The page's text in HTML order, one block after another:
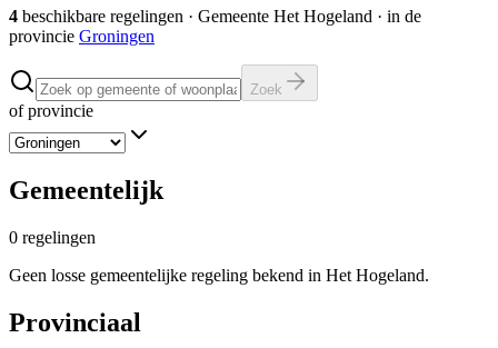
4 beschikbare regelingen · Gemeente Het Hogeland · in de
provincie Groningen
Zoek
of provincie
Gemeentelijk
0 regelingen
Geen losse gemeentelijke regeling bekend in Het Hogeland.
Provinciaal